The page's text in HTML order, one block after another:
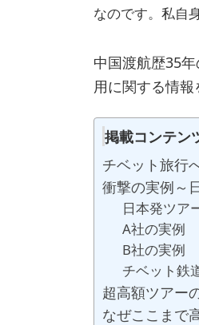
なのです。私自
中国渡航歴35
用に関する情報
掲載コンテン
チベット旅行
衝撃の実例～
日本発ツア
A社の実例
B社の実例
チベット鉄
超高額ツアー
なぜここまで